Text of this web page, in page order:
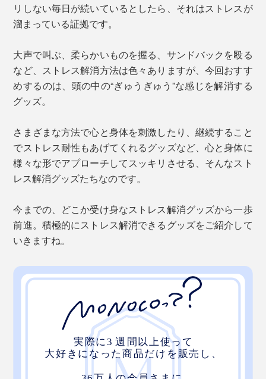
リしない毎日が続いているとしたら、それはストレスが
溜まっている証拠です。
大声で叫ぶ、柔らかいものを握る、サンドバックを殴る
など、ストレス解消方法は色々ありますが、今回おすす
めするのは、頭の中の“ぎゅうぎゅう”な感じを解消する
グッズ。
さまざまな方法で心と身体を刺激したり、継続すること
でストレス耐性もあげてくれるグッズなど、心と身体に
様々な形でアプローチしてスッキリさせる、そんなスト
レス解消グッズたちなのです。
今までの、どこか受け身なストレス解消グッズから一歩
前進。積極的にストレス解消できるグッズをご紹介して
いきますね。